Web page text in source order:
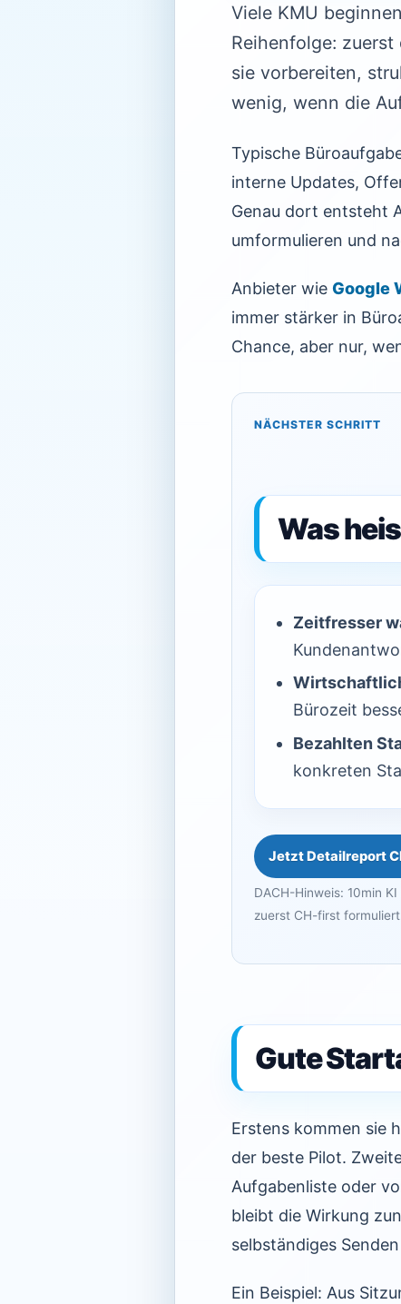
Viele KMU
Reihenfolge:
sie vorbereiten,
wenig, wenn die
Typische
interne Updates,
Genau dort entsteht
umformulieren und
Anbieter wie Google
immer stärker in
Chance, aber nur,
NÄCHSTER SCHRITT
Was
Zeitfresser
Bürozeit
Bezahlten
konkreten
Jetzt Detailreport
DACH-Hinweis: 10min
zuerst CH-first
Gute
Erstens kommen sie
der beste Pilot.
Aufgabenliste oder
bleibt die Wirkung
selbständiges
Ein Beispiel: Aus